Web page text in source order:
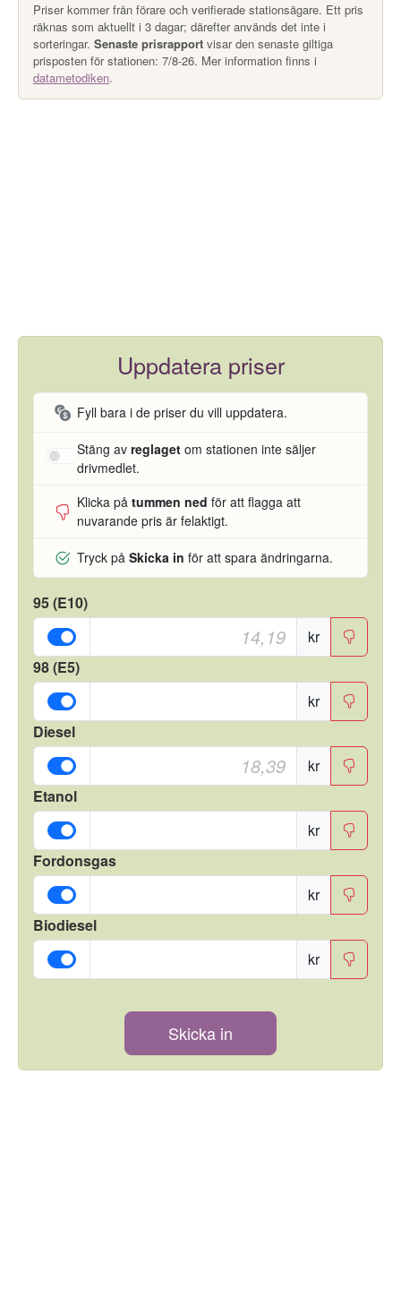
Priser kommer från förare och verifierade stationsägare. Ett pris
räknas som aktuellt i 3 dagar; därefter används det inte i
sorteringar. Senaste prisrapport visar den senaste giltiga
prisposten för stationen: 7/8-26. Mer information finns i
datametodiken.
Uppdatera priser
Fyll bara i de priser du vill uppdatera.
Stäng av reglaget om stationen inte säljer
drivmedlet.
Klicka på tummen ned för att flagga att
nuvarande pris är felaktigt.
Tryck på Skicka in för att spara ändringarna.
95 (E10)
kr
98 (E5)
kr
Diesel
kr
Etanol
kr
Fordonsgas
kr
Biodiesel
kr
Skicka in